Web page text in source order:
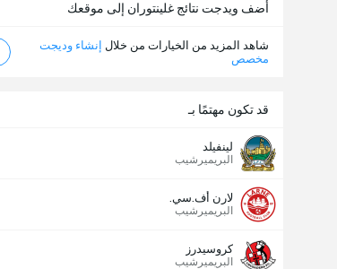
أضف ويدجت نتائج غلينتوران إلى موقعك
شاهد المزيد من الخيارات من خلال إنشاء وديجت
مخصص
قد تكون مهتمًا بـ
لينفيلد
البريميرشيب
لارن أف.سي.
البريميرشيب
كروسيدرز
البريميرشيب